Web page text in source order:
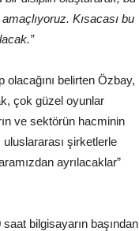
Kısacası bu
belirten Özbay,
çok güzel oyunlar
ve sektörün hacminin
şirketlerle
ayrılacaklar”
bilgisayarın başından